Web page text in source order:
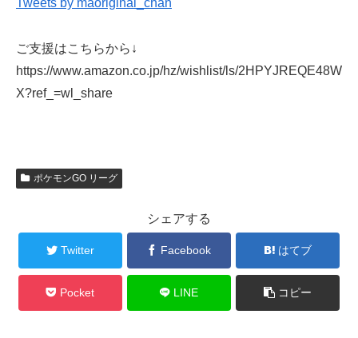
Tweets by maoriginal_chan
ご支援はこちらから↓
https://www.amazon.co.jp/hz/wishlist/ls/2HPYJREQE48W
X?ref_=wl_share
ポケモンGO リーグ
シェアする
Twitter Facebook はてブ
Pocket LINE コピー